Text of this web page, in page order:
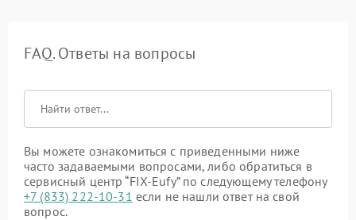
FAQ. Ответы на вопросы
Вы можете ознакомиться с приведенными ниже
часто задаваемыми вопросами, либо обратиться в
сервисный центр “FIX-Eufy” по следующему телефону
+7 (833) 222-10-31 если не нашли ответ на свой
вопрос.